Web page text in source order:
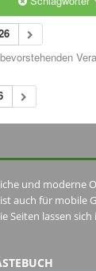
und moderne
auch für mobile
Seiten lassen